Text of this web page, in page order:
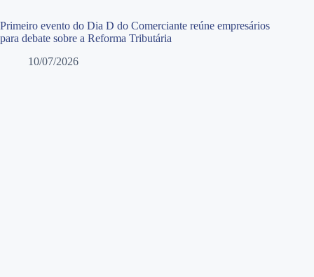
Primeiro evento do Dia D do Comerciante reúne empresários
para debate sobre a Reforma Tributária
10/07/2026